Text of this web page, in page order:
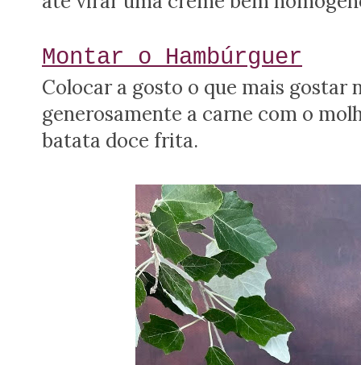
Montar o Hambúrguer
Colocar a gosto o que mais gostar
generosamente a carne com o
batata doce frita.